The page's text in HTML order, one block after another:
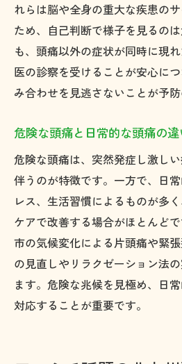
れらは脳や全身の重大な疾患の
ため、自己判断で様子を見るの
も、頭痛以外の症状が同時に現
医の診察を受けることが安心に
み合わせを見逃さないことが予防
危険な頭痛と日常的な頭痛の
危険な頭痛は、突然発症し激し
伴うのが特徴です。一方で、日
レス、生活習慣によるものが多
ケアで改善する場合がほとんど
市の気候変化による片頭痛や緊
の見直しやリラクゼーション法
ます。危険な兆候を見極め、日
対応することが重要です。